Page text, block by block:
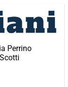
Perrino